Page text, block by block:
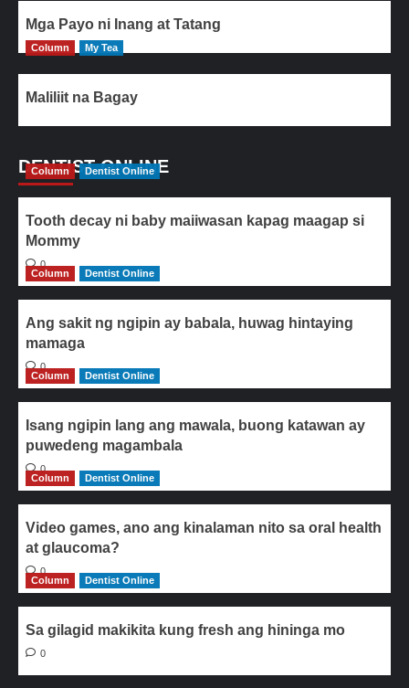
Mga Payo ni Inang at Tatang
Column My Tea
Maliliit na Bagay
DENTIST ONLINE
Column Dentist Online
Tooth decay ni baby maiiwasan kapag maagap si
Mommy
0
Column
Dentist Online
Ang sakit ng ngipin ay babala, huwag hintaying
mamaga
0
Column
Dentist Online
Isang ngipin lang ang mawala, buong katawan ay
puwedeng magambala
0
Column
Dentist Online
Video games, ano ang kinalaman nito sa oral health
at glaucoma?
0
Column
Dentist Online
Sa gilagid makikita kung fresh ang hininga mo
0